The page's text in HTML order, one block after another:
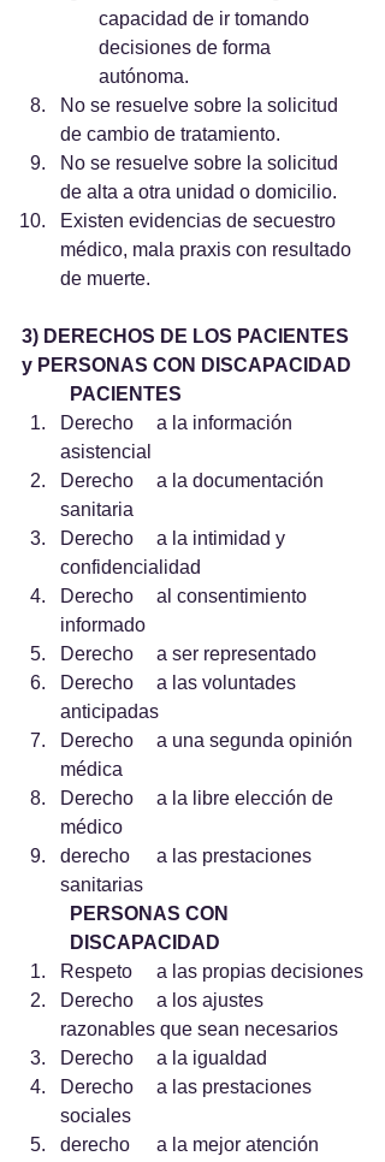
capacidad de ir tomando
decisiones de forma
autónoma.
No se resuelve sobre la solicitud
de cambio de tratamiento.
No se resuelve sobre la solicitud
de alta a otra unidad o domicilio.
Existen evidencias de secuestro
médico, mala praxis con resultado
de muerte.
3) DERECHOS DE LOS PACIENTES
y PERSONAS CON DISCAPACIDAD
PACIENTES
Derecho 	a la información
asistencial
Derecho 	a la documentación
sanitaria
Derecho 	a la intimidad y
confidencialidad
Derecho 	al consentimiento
informado
Derecho 	a ser representado
Derecho 	a las voluntades
anticipadas
Derecho 	a una segunda opinión
médica
Derecho 	a la libre elección de
médico
derecho 	a las prestaciones
sanitarias
PERSONAS CON
DISCAPACIDAD
Respeto 	a las propias decisiones
Derecho 	a los ajustes
razonables que sean necesarios
Derecho 	a la igualdad
Derecho 	a las prestaciones
sociales
derecho 	a la mejor atención